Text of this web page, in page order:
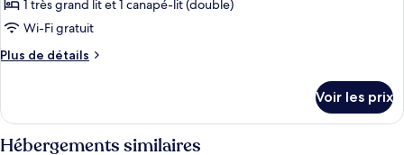
canapé-
lit,
non-
lit
et
canapé-
ce
type
de
1
très
1 très grand lit et 1 canapé-lit (double)
Wi-Fi gratuit
Plus de détails
Plus
le
type
de
Voir les prix
Hébergements similaires